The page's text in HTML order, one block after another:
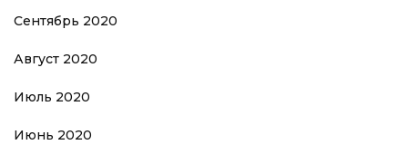
Сентябрь 2020
Август 2020
Июль 2020
Июнь 2020